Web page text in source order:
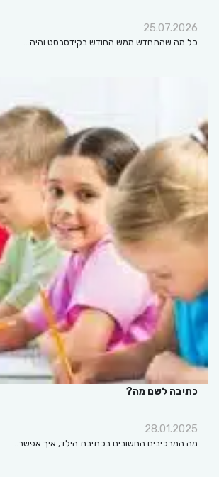
25.07.2026
כל מה שהתחדש ממש החודש בקידסבסט והיה…
כתיבה לשם מה?
28.01.2025
מה המרכיבים החשובים בכתיבת הילד, איך אפשר…